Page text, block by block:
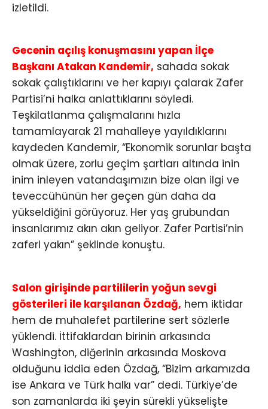
izletildi.
Gecenin açılış konuşmasını yapan İlçe
Başkanı Atakan Kandemir, sahada sokak
sokak çalıştıklarını ve her kapıyı çalarak Zafer
Partisi’ni halka anlattıklarını söyledi.
Teşkilatlanma çalışmalarını hızla
tamamlayarak 21 mahalleye yayıldıklarını
kaydeden Kandemir, “Ekonomik sorunlar başta
olmak üzere, zorlu geçim şartları altında inin
inim inleyen vatandaşımızın bize olan ilgi ve
teveccühünün her geçen gün daha da
yükseldiğini görüyoruz. Her yaş grubundan
insanlarımız akın akın geliyor. Zafer Partisi’nin
zaferi yakın” şeklinde konuştu.
Salon girişinde partililerin yoğun sevgi
gösterileri ile karşılanan Özdağ, hem iktidar
hem de muhalefet partilerine sert sözlerle
yüklendi. İttifaklardan birinin arkasında
Washington, diğerinin arkasında Moskova
olduğunu iddia eden Özdağ, “Bizim arkamızda
ise Ankara ve Türk halkı var” dedi. Türkiye’de
son zamanlarda iki şeyin sürekli yükselişte